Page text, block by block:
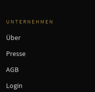
UNTERNEHMEN
Über
Presse
AGB
Login